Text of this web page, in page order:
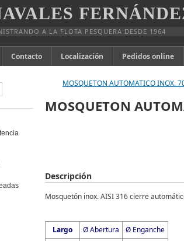
A LA FLOTA PESQUERA DESDE 1964
Contacto Localización Pedidos online
MOSQUETON AUTOMATICO INOX.
MOSQUETON
Descripción
Mosquetón inox. AISI 316 cierre
Largo Ø Abertura
Ø Enganche